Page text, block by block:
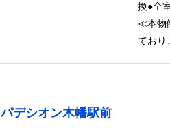
換●全
≪本物
てお
パデシオン木幡駅前